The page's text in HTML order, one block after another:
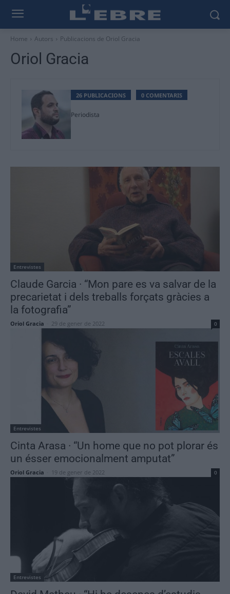
Home Autors Publicacions de Oriol Gracia
Oriol Gracia
26 PUBLICACIONS 0 COMENTARIS
Periodista
Entrevistes
Claude Garcia · “Mon pare es va salvar de la
precarietat i dels treballs forçats gràcies a
la fotografia”
Oriol Gracia 29 de gener de 2022 0
Entrevistes
Cinta Arasa · “Un home que no pot plorar és
un ésser emocionalment amputat”
Oriol Gracia 19 de gener de 2022 0
Entrevistes